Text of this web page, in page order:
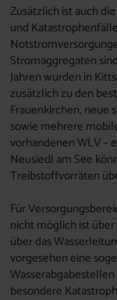
Zusätzlich ist auch
und
Stromaggregaten
Jahren wurden in
zusätzlich zu den
Frauenkirchen,
sowie mehrere
vorhandenen WLV –
Neusiedl am See
Treibstoffvorräten
Für
nicht möglich ist
über das
vorgesehen eine
besondere